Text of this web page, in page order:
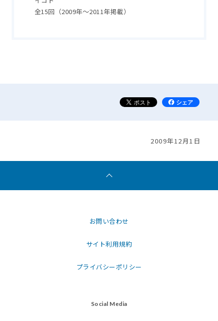
全15回（2009年～2011年掲載）
2009年12月1日
お問い合わせ
サイト利用規約
プライバシーポリシー
Social Media